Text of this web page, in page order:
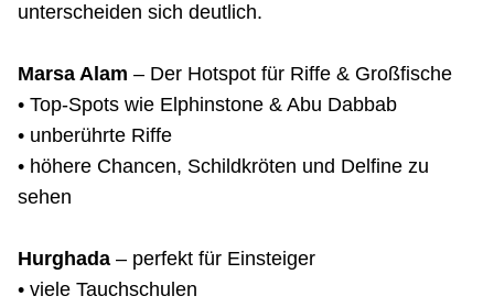
unterscheiden sich deutlich.
Marsa Alam – Der Hotspot für Riffe & Großfische
• Top-Spots wie Elphinstone & Abu Dabbab
• unberührte Riffe
• höhere Chancen, Schildkröten und Delfine zu
sehen
Hurghada – perfekt für Einsteiger
• viele Tauchschulen